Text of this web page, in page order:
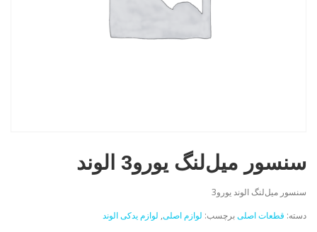
سنسور ميل‌لنگ يورو3 الوند
سنسور ميل‌لنگ الوند یورو3
دسته: قطعات اصلیبرچسب: لوازم اصلی, لوازم یدکی الوند